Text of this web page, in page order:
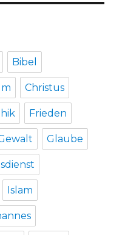
Bibel
Christus
Frieden
Glaube
Islam